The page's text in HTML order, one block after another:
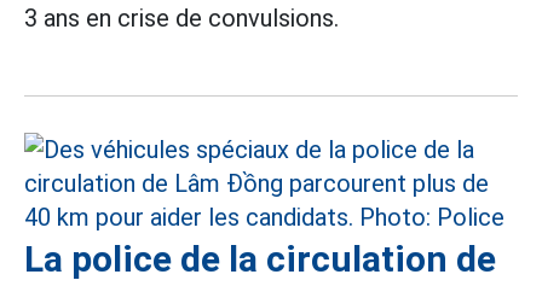
3 ans en crise de convulsions.
La police de la circulation de